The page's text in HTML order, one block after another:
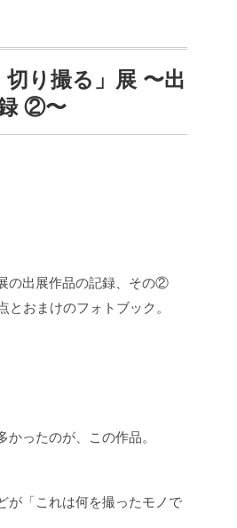
切り撮る」展 〜出
②〜
の出展作品の記録、その②
とおまけのフォトブック。
かったのが、この作品。
が「これは何を撮ったモノで